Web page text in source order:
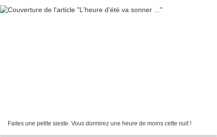
Faites une petite sieste. Vous dormirez une heure de moins cette nuit !